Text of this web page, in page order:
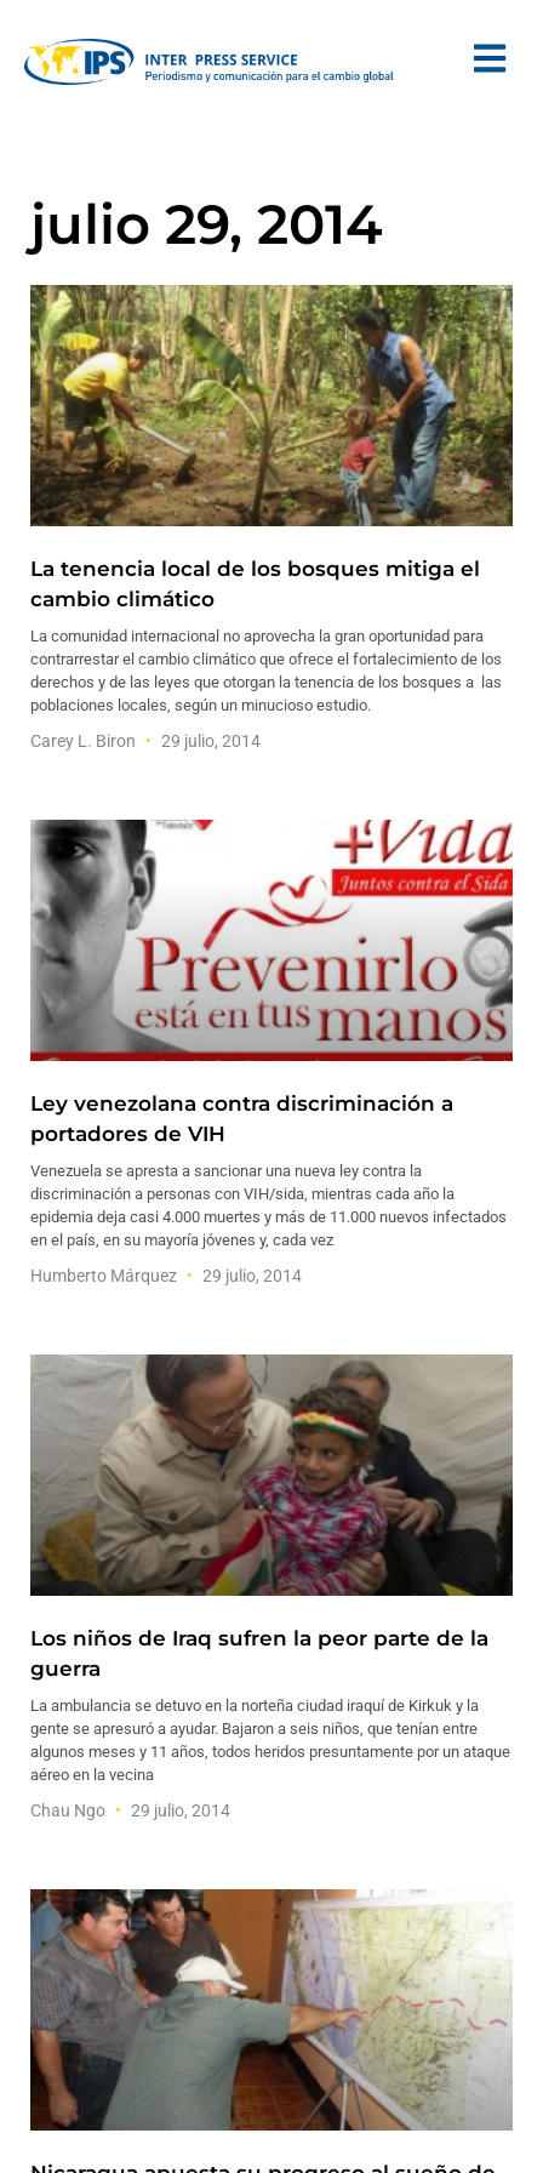
julio 29, 2014
La tenencia local de los bosques mitiga el
cambio climático
La comunidad internacional no aprovecha la gran oportunidad para
contrarrestar el cambio climático que ofrece el fortalecimiento de los
derechos y de las leyes que otorgan la tenencia de los bosques a las
poblaciones locales, según un minucioso estudio.
Carey L. Biron 29 julio, 2014
Ley venezolana contra discriminación a
portadores de VIH
Venezuela se apresta a sancionar una nueva ley contra la
discriminación a personas con VIH/sida, mientras cada año la
epidemia deja casi 4.000 muertes y más de 11.000 nuevos infectados
en el país, en su mayoría jóvenes y, cada vez
Humberto Márquez 29 julio, 2014
Los niños de Iraq sufren la peor parte de la
guerra
La ambulancia se detuvo en la norteña ciudad iraquí de Kirkuk y la
gente se apresuró a ayudar. Bajaron a seis niños, que tenían entre
algunos meses y 11 años, todos heridos presuntamente por un ataque
aéreo en la vecina
Chau Ngo 29 julio, 2014